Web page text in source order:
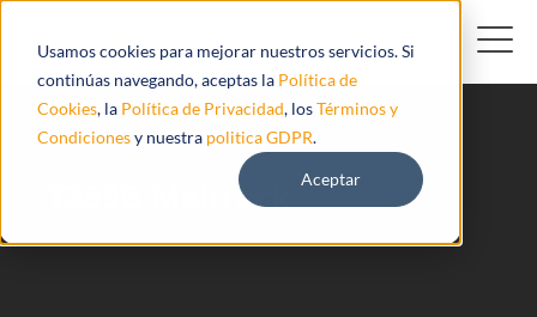
Usamos cookies para mejorar nuestros servicios. Si
continúas navegando, aceptas la Política de
Cookies, la Política de Privacidad, losTérminos y
Condicionesy nuestra politica GDPR.
Aceptar
T399G Meitrack